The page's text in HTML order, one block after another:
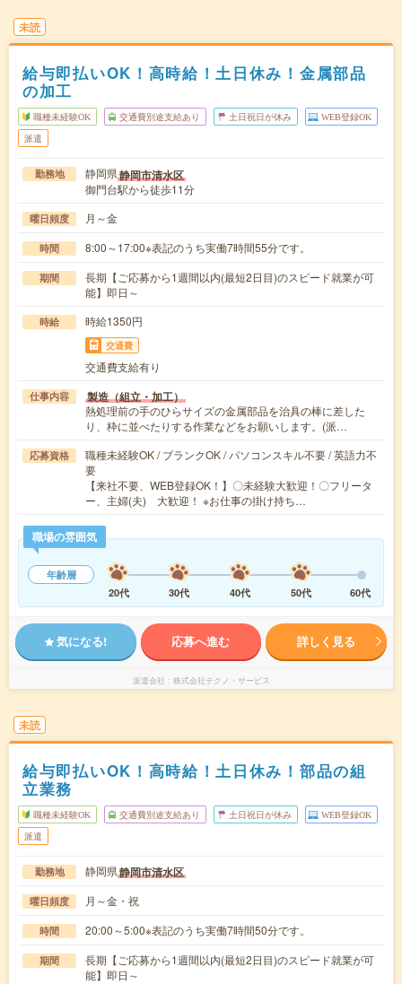
未読
給与即払いOK！高時給！土日休み！金属部品
の加工
職種未経験OK 交通費別途支給あり 土日祝日が休み WEB登録OK
派遣
勤務地 静岡県静岡市清水区
御門台駅から徒歩11分
曜日頻度 月～金
時間 8:00～17:00※表記のうち実働7時間55分です。
期間
長期【ご応募から1週間以内(最短2日目)のスピード就業が可
能】即日～
時給 時給1350円
交通費
交通費支給有り
仕事内容 製造（組立・加工）
熱処理前の手のひらサイズの金属部品を治具の棒に差した
り、枠に並べたりする作業などをお願いします。(派…
応募資格
職種未経験OK / ブランクOK / パソコンスキル不要 / 英語力不
要
【来社不要、WEB登録OK！】〇未経験大歓迎！〇フリータ
ー、主婦(夫) 大歓迎！ ※お仕事の掛け持ち…
職場の雰囲気
年齢層
20代
30代 40代 50代 60代
気になる! 応募へ進む 詳しく見る
派遣会社 株式会社テクノ・サービス
未読
給与即払いOK！高時給！土日休み！部品の組
立業務
職種未経験OK 交通費別途支給あり 土日祝日が休み WEB登録OK
派遣
勤務地 静岡県静岡市清水区
曜日頻度 月～金・祝
時間 20:00～5:00※表記のうち実働7時間50分です。
期間
長期【ご応募から1週間以内(最短2日目)のスピード就業が可
能】即日～